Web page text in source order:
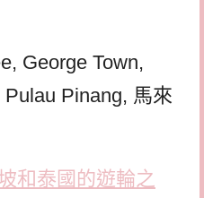
George Town,
Pinang, 馬來
和泰國的遊輪之